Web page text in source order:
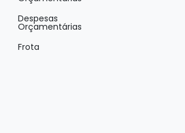
Despesas
Orçamentárias
Frota